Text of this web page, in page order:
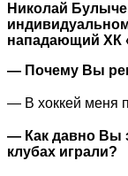
Николай
нападающий ХК
— Почему Вы
— В хоккей меня
— Как давно Вы
клубах играли?